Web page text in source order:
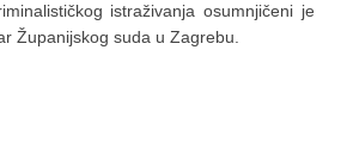
istraživanja osumnjičeni je
Županijskog suda u Zagrebu.